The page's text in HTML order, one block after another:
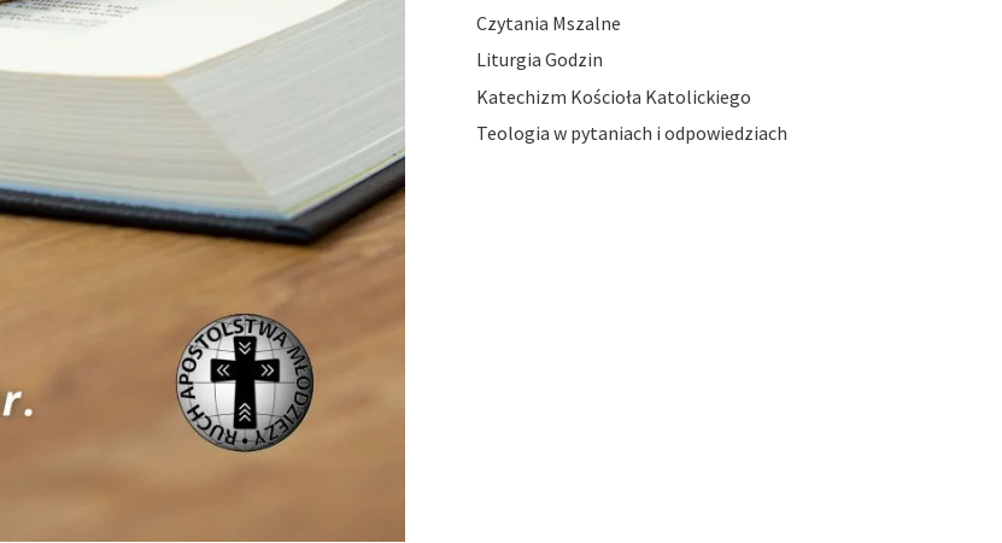
Czytania Mszalne
Liturgia Godzin
Katechizm Kościoła Katolickiego
Teologia w pytaniach i odpowiedziach